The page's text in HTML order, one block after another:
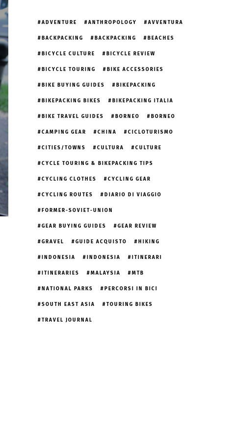
ADVENTURE ANTHROPOLOGY AVVENTURA
BACKPACKING BACKPACKING BEACHES
BICYCLE CULTURE BICYCLE REVIEW
BICYCLE TOURING BIKE ACCESSORIES
BIKE BUYING GUIDES BIKEPACKING
BIKEPACKING BIKES BIKEPACKING ITALIA
BIKE TRAVEL GUIDES BORNEO BORNEO
CAMPING GEAR CHINA CICLOTURISMO
CITIES/TOWNS CULTURA CULTURE
CYCLE TOURING & BIKEPACKING TIPS
CYCLING CLOTHES CYCLING GEAR
CYCLING ROUTES DIARIO DI VIAGGIO
FORMER-SOVIET-UNION
GEAR BUYING GUIDES GEAR REVIEW
GRAVEL GUIDE ACQUISTO HIKING
INDONESIA INDONESIA ITINERARI
ITINERARIES MALAYSIA MTB
NATIONAL PARKS PERCORSI IN BICI
SOUTH EAST ASIA TOURING BIKES
TRAVEL JOURNAL